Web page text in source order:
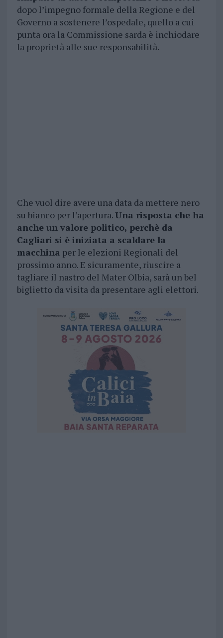
dopo l’impegno formale della Regione e del
Governo a sostenere l’ospedale, quello a cui
punta ora la Commissione sarda è inchiodare
la proprietà alle sue responsabilità.
Che vuol dire avere una data da mettere nero
su bianco per l’apertura.Una risposta che ha
anche un valore politico, perchè da
Cagliari si è iniziata a scaldare la
macchina per le elezioni Regionali del
prossimo anno. E sicuramente, riuscire a
tagliare il nastro del Mater Olbia, sarà un bel
biglietto da visita da presentare agli elettori.